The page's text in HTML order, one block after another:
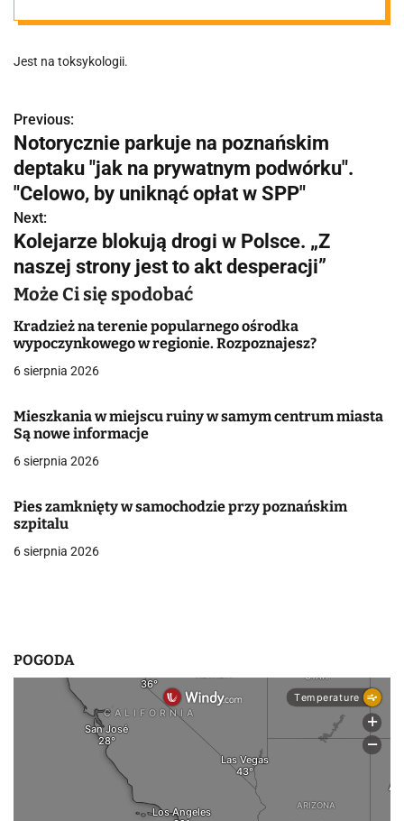
stanie trafiła do
poznańskiego
szpitala.
Podano jej jad
amazońskiej
żaby
Jest na toksykologii.
N
a
w
i
g
a
c
j
w
p
i
s
Previous:
Notorycznie parkuje na poznańskim
deptaku "jak na prywatnym podwórku".
"Celowo, by uniknąć opłat w SPP"
Next:
Kolejarze blokują drogi w Polsce. „Z
naszej strony jest to akt desperacji”
Może Ci się spodobać
Kradzież na terenie popularnego ośrodka
wypoczynkowego w regionie. Rozpoznajesz?
6 sierpnia 2026
Mieszkania w miejscu ruiny w samym centrum miasta
Są nowe informacje
6 sierpnia 2026
Pies zamknięty w samochodzie przy poznańskim
szpitalu
6 sierpnia 2026
POGODA